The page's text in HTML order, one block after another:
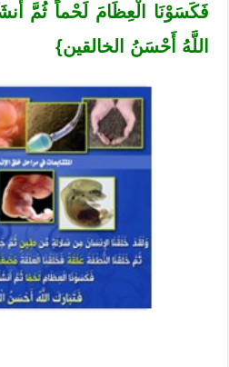
فَكَسَوْنَا الْعِظَامَ لَحْماً ثُمَّ
اللَّهُ أَحْسَنُ الخالقين}